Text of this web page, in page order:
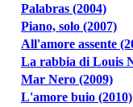
Palabras (2004)
Piano, solo (2007)
All'amore assente
La rabbia di Louis
Mar Nero (2009)
L'amore buio (2010)